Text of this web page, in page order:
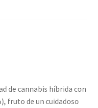
de cannabis híbrida con
fruto de un cuidadoso